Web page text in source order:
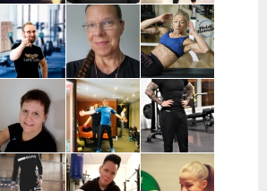
Ville Suur-
Inkeroinen |
Varsinais-
Suomi
Antti
Kjellman |
Oulu
Jenni
Siponen |
Lohja
Leppänen |
Pirkanmaa
Eeva Beckford
| Espoo ja
Leppävaara
Heidi Ilomäki
| Sastamala
Teija Augustin
| Varsinais-
Kari Timonen
| Lohja
Arttu Kurkela
| Pohjois-